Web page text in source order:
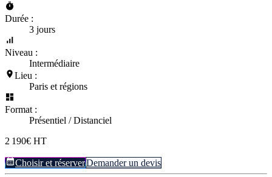
Durée :
3 jours
Niveau :
Intermédiaire
Lieu :
Paris et régions
Format :
Présentiel / Distanciel
2 190€ HT
Choisir et réserverDemander un devis